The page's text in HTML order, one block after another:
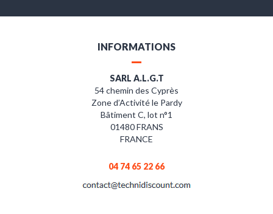
INFORMATIONS
SARL A.L.G.T
54 chemin des Cyprès
Zone d’Activité le Pardy
Bâtiment C, lot n°1
01480 FRANS
FRANCE
04 74 65 22 66